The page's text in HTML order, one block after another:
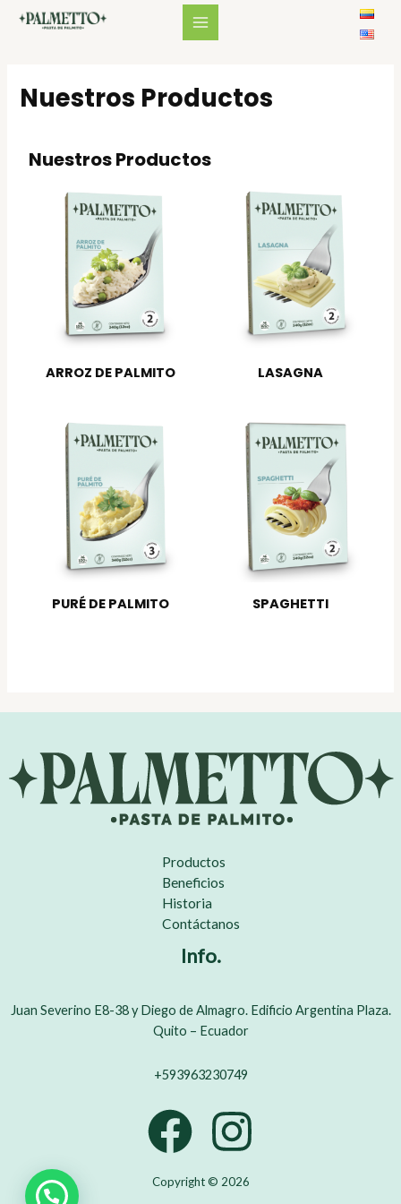
Nuestros Productos
Nuestros Productos
ARROZ DE PALMITO LASAGNA
PURÉ DE PALMITO SPAGHETTI
Productos
Beneficios
Historia
Contáctanos
Info.
Juan Severino E8-38 y Diego de Almagro. Edificio Argentina Plaza.
Quito – Ecuador
+593963230749
Copyright © 2026